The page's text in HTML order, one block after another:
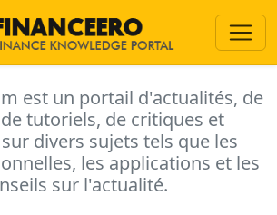
est un portail d'actualités, de
tutoriels, de critiques et
divers sujets tels que les
les applications et les
sur l'actualité.